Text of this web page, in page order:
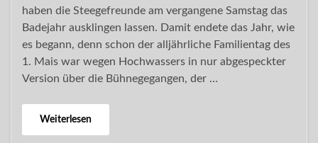
haben die Steegefreunde am vergangene Samstag das
Badejahr ausklingen lassen. Damit endete das Jahr, wie
es begann, denn schon der alljährliche Familientag des
1. Mais war wegen Hochwassers in nur abgespeckter
Version über die Bühnegegangen, der …
Weiterlesen